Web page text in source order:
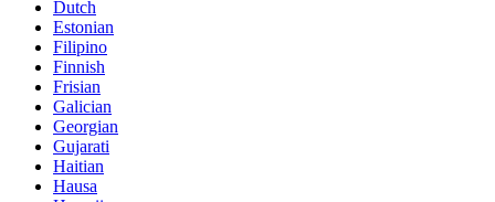
Dutch
Estonian
Filipino
Finnish
Frisian
Galician
Georgian
Gujarati
Haitian
Hausa